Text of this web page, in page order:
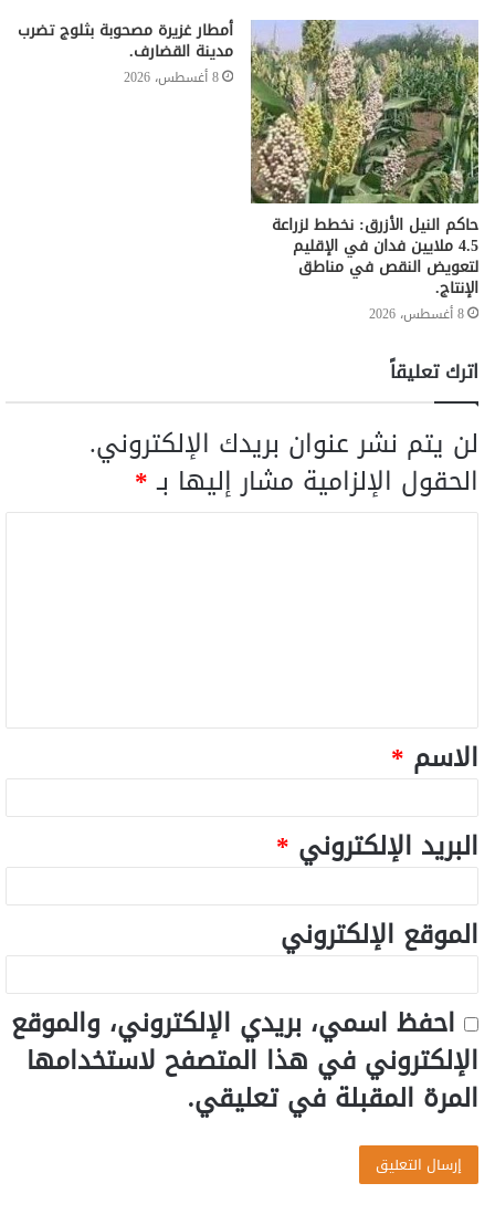
حاكم النيل الأزرق: نخطط لزراعة
4.5 ملايين فدان في الإقليم
لتعويض النقص في مناطق
الإنتاج.
8 أغسطس، 2026
أمطار غزيرة مصحوبة بثلوج تضرب
مدينة القضارف.
8 أغسطس، 2026
اترك تعليقاً
لن يتم نشر عنوان بريدك الإلكتروني.
الحقول الإلزامية مشار إليها بـ*
الاسم *
البريد الإلكتروني *
الموقع الإلكتروني
احفظ اسمي، بريدي الإلكتروني، والموقع
الإلكتروني في هذا المتصفح لاستخدامها
المرة المقبلة في تعليقي.